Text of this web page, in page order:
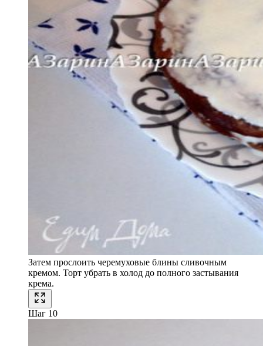
Затем прослоить черемуховые блины сливочным
кремом. Торт убрать в холод до полного застывания
крема.
Шаг 10